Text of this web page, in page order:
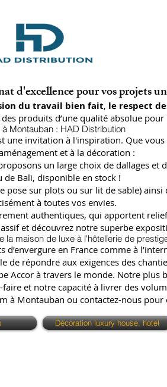
d'excellence pour vos projets
du travail bien fait, le respect
produits d’une qualité absolue pour
Montauban : HAD Distribution
invitation à l'inspiration. Que
et à la décoration :
un large choix de dallages
de Bali, disponible en stock !
sur plots ou sur lit de sable)
à toutes vos envies.
authentiques, qui apportent
et découvrez notre superbe
la maison de luxe à l'hôtellerie de
en France comme à
de répondre aux exigences des
à travers le monde. Notre
et notre capacité à livrer des
à Montauban ou contactez-nous
Décoration luxury house, hotel